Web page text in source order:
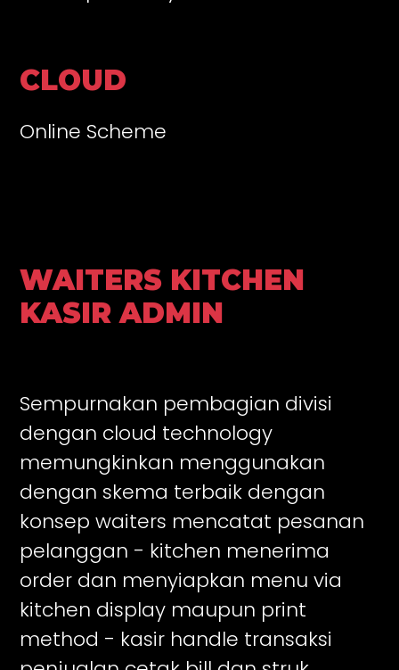
CLOUD
Online Scheme
WAITERS KITCHEN
KASIR ADMIN
Sempurnakan pembagian divisi
dengan cloud technology
memungkinkan menggunakan
dengan skema terbaik dengan
konsep waiters mencatat pesanan
pelanggan - kitchen menerima
order dan menyiapkan menu via
kitchen display maupun print
method - kasir handle transaksi